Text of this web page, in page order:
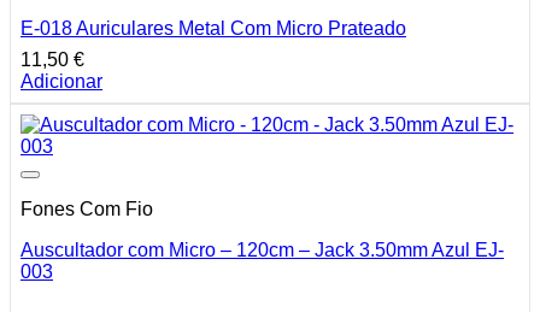
E-018 Auriculares Metal Com Micro Prateado
11,50 €
Adicionar
Fones Com Fio
Auscultador com Micro – 120cm – Jack 3.50mm Azul EJ-
003